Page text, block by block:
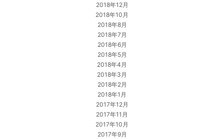
2018年12月
2018年10月
2018年8月
2018年7月
2018年6月
2018年5月
2018年4月
2018年3月
2018年2月
2018年1月
2017年12月
2017年11月
2017年10月
2017年9月